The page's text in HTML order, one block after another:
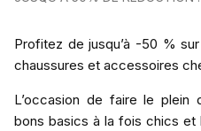
Profitez de jusqu’à -50 %
chaussures et accessoires
L’occasion de faire le plein
bons basics à la fois chics et